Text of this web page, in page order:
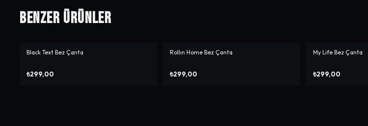
Benzer Ürünler
Black Text Bez Çanta
₺299,00
Rollın Home Bez Çanta
₺299,00
My Life Bez Çanta
₺299,00